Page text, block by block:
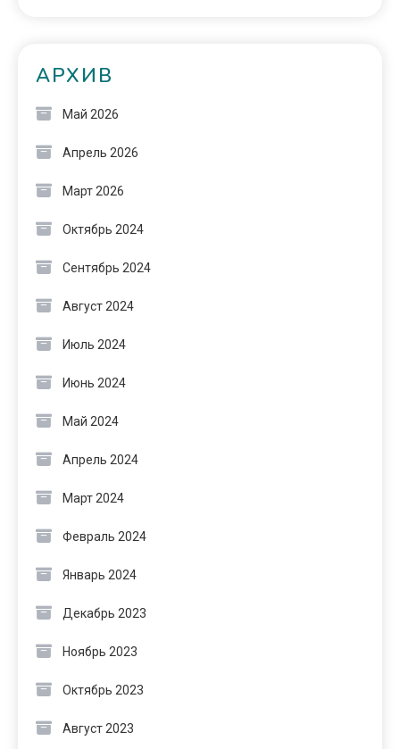
АРХИВ
Май 2026
Апрель 2026
Март 2026
Октябрь 2024
Сентябрь 2024
Август 2024
Июль 2024
Июнь 2024
Май 2024
Апрель 2024
Март 2024
Февраль 2024
Январь 2024
Декабрь 2023
Ноябрь 2023
Октябрь 2023
Август 2023